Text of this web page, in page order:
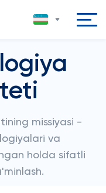
missiyasi -
va
holda sifatli